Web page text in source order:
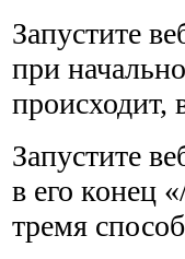
Запустите
при
происходит,
Запустите
в его конец
тремя